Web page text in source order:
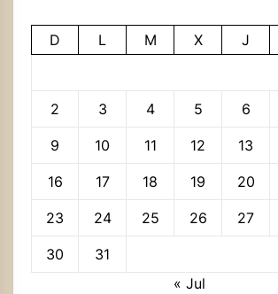
D L M X J
2 3 4 5 6
9 10 11 12 13
16 17 18 19 20
23 24 25 26 27
30
31
« Jul